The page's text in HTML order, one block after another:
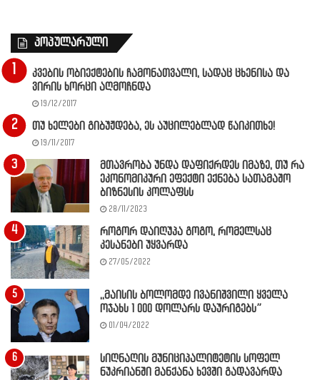
პოპულარული
კვების ობიექტების ჩამონათვალი, სადაც ცხენისა და
ვირის ხორცი აღმოჩნდა
19/12/2017
თუ ხელები გიბუჟდება, ეს აუცილებლად წაიკითხე!
19/11/2017
მთავრობა უნდა დაფიქრდეს იმაზე, თუ რა
ეკონომიკური ეფექტი ექნება სათამაშო
ბიზნესის კოლაფსს
28/11/2023
როგორ დაიღუპა გოგო, რომელსაც
კესანები უყვარდა
27/05/2022
,,მაისის ბოლომდე ივანიშვილი ყველა
ოჯახს 1 000 დოლარს დაურიგებს”
01/04/2022
სიღნაღის მუნიციპალიტეტის სოფელ
ნუკრიანში მანქანა ხევში გადავარდა